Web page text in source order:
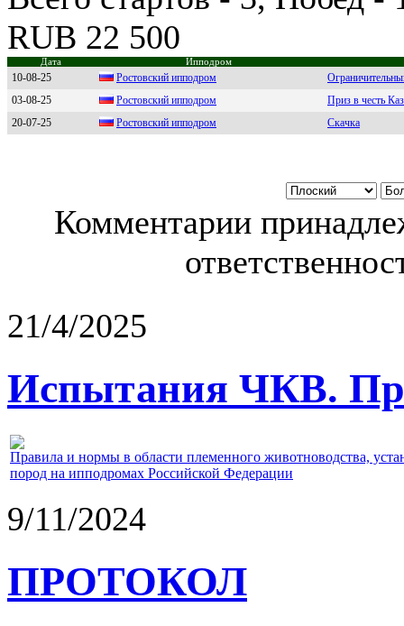
RUB 22 500
Дата Ипподром
10-08-25 Роcтовcкий ипподром
03-08-25
Рoстoвский иппoдрoм
Приз в честь
20-07-25
Ростовский ипподpом Скачка
Комментарии
21/4/2025
Испытания ЧКВ.
Правила и нормы в области племенного животноводства,
пород на ипподромах Российской Федерации
9/11/2024
ПРОТОКОЛ